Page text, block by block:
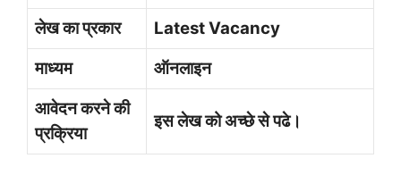
लेख का प्रकार
Latest Vacancy
माध्यम
ऑनलाइन
आवेदन करने की
प्रक्रिया
इस लेख को अच्छे से पढे।